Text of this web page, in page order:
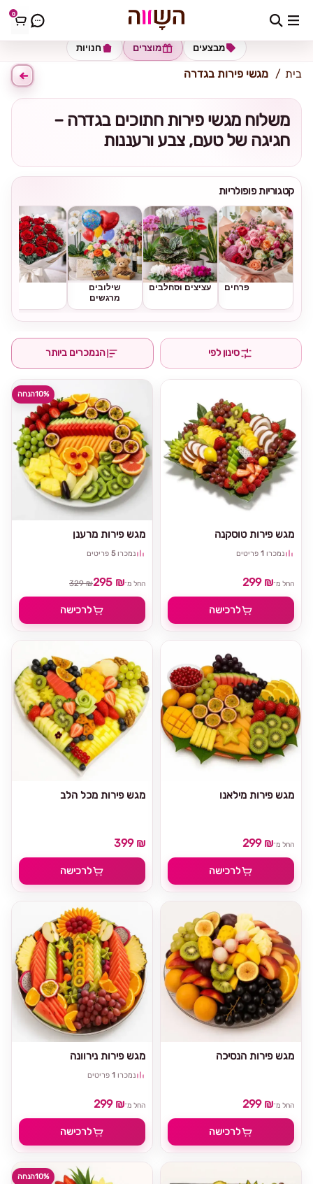
0 כתובת למשלוח הזינו כתובת
חנויות מוצרים מבצעים
בית מגשי פירות בגדרה
משלוח מגשי פירות חתוכים בגדרה –
חגיגה של טעם, צבע ורעננות
קטגוריות פופולריות
פרחים עציצים וסחלבים
שילובים
מרגשים
סינון לפי הנמכרים ביותר
10%הנחה
מגש פירות מרענן
נמכרו5 פריטים
החל מ־295 ₪
329 ₪
לרכישה
מגש פירות טוסקנה
נמכרו 1 פריטים
החל מ־299 ₪
לרכישה
מגש פירות מכל הלב
399 ₪
לרכישה
מגש פירות מילאנו
החל מ־299 ₪
לרכישה
מגש פירות נירוונה
נמכרו 1 פריטים
החל מ־299 ₪
לרכישה
מגש פירות הנסיכה
החל מ־299 ₪
לרכישה
10%הנחה